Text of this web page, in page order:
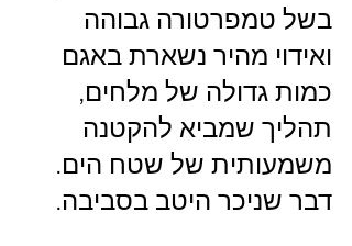
בשל טמפרטורה גבוהה
ואידוי מהיר נשארת באגם
כמות גדולה של מלחים,
תהליך שמביא להקטנה
משמעותית של שטח הים.
דבר שניכר היטב בסביבה.